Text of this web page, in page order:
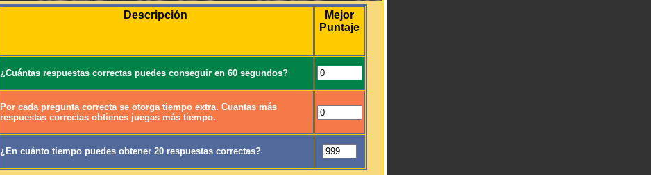
Descripción
Mejor
Puntaje
¿Cuántas respuestas correctas puedes conseguir en 60 segundos?
Por cada pregunta correcta se otorga tiempo extra. Cuantas más
respuestas correctas obtienes juegas más tiempo.
¿En cuánto tiempo puedes obtener 20 respuestas correctas?